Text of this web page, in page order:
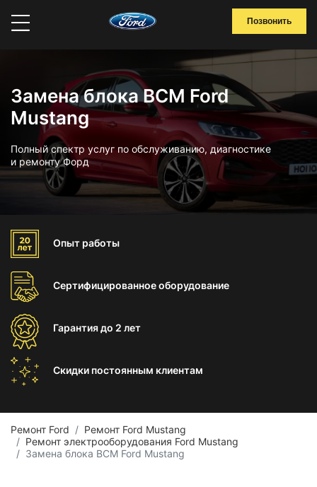
Позвонить
Замена блока BCM Ford
Mustang
Полный спектр услуг по обслуживанию, диагностике
и ремонту Форд
Опыт работы
Сертифицированноеоборудование
Гарантиядо 2 лет
Скидки постоянным клиентам
Ремонт Ford
Ремонт Ford Mustang
Ремонт электрооборудования Ford Mustang
Замена блока BCM Ford Mustang